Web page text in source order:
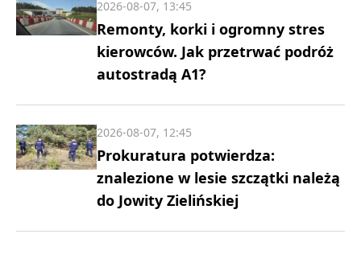
Remonty, korki i ogromny stres
kierowców. Jak przetrwać podróż
autostradą A1?
2026-08-07, 13:45
Prokuratura potwierdza:
znalezione w lesie szczątki należą
do Jowity Zielińskiej
2026-08-07, 12:45